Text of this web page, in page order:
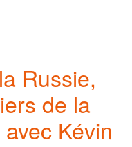
Russie,
de la
Kévin